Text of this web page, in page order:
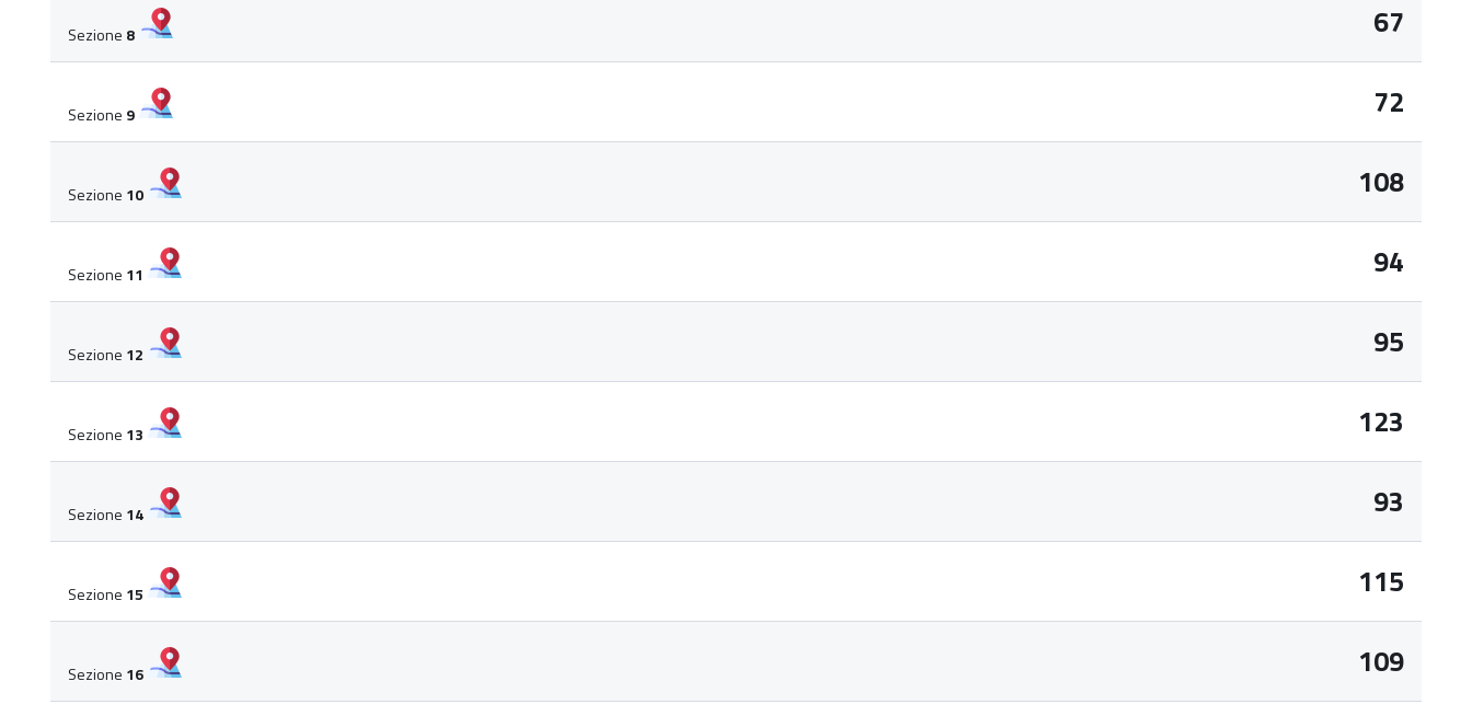
Sezione 8 67
Sezione 9 72
Sezione 10 108
Sezione 11 94
Sezione 12 95
Sezione 13 123
Sezione 14 93
Sezione 15 115
Sezione 16 109